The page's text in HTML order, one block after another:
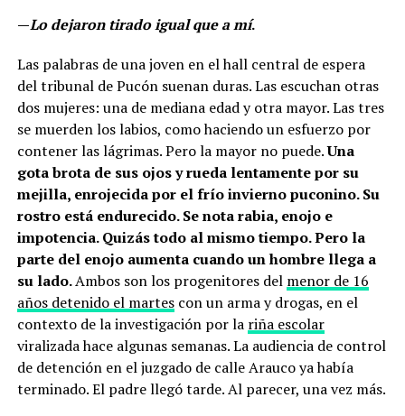
—Lo dejaron tirado igual que a mí.
Las palabras de una joven en el hall central de espera
del tribunal de Pucón suenan duras. Las escuchan otras
dos mujeres: una de mediana edad y otra mayor. Las tres
se muerden los labios, como haciendo un esfuerzo por
contener las lágrimas. Pero la mayor no puede.Una
gota brota de sus ojos y rueda lentamente por su
mejilla, enrojecida por el frío invierno puconino. Su
rostro está endurecido. Se nota rabia, enojo e
impotencia. Quizás todo al mismo tiempo. Pero la
parte del enojo aumenta cuando un hombre llega a
su lado.Ambos son los progenitores del menor de 16
años detenido el martescon un arma y drogas, en el
contexto de la investigación por la riña escolar
viralizada hace algunas semanas. La audiencia de control
de detención en el juzgado de calle Arauco ya había
terminado. El padre llegó tarde. Al parecer, una vez más.